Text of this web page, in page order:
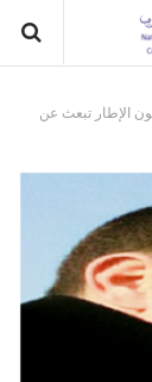
الإطار تبعث عن